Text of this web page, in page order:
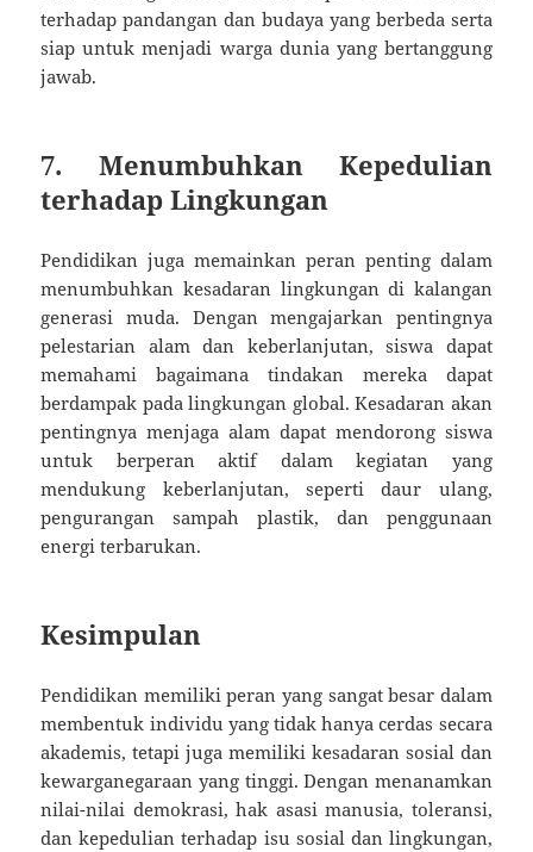
terhadap pandangan dan budaya yang berbeda serta
siap untuk menjadi warga dunia yang bertanggung
jawab.
7. Menumbuhkan Kepedulian
terhadap Lingkungan
Pendidikan juga memainkan peran penting dalam
menumbuhkan kesadaran lingkungan di kalangan
generasi muda. Dengan mengajarkan pentingnya
pelestarian alam dan keberlanjutan, siswa dapat
memahami bagaimana tindakan mereka dapat
berdampak pada lingkungan global. Kesadaran akan
pentingnya menjaga alam dapat mendorong siswa
untuk berperan aktif dalam kegiatan yang
mendukung keberlanjutan, seperti daur ulang,
pengurangan sampah plastik, dan penggunaan
energi terbarukan.
Kesimpulan
Pendidikan memiliki peran yang sangat besar dalam
membentuk individu yang tidak hanya cerdas secara
akademis, tetapi juga memiliki kesadaran sosial dan
kewarganegaraan yang tinggi. Dengan menanamkan
nilai-nilai demokrasi, hak asasi manusia, toleransi,
dan kepedulian terhadap isu sosial dan lingkungan,